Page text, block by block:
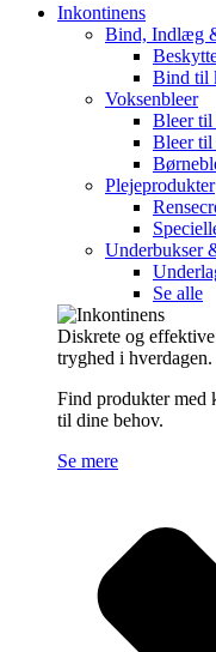
Inkontinens
Bind, Indlæg
Bind til
Voksenbleer
Bleer
Bleer
Plejeprodukter
Underbukser
Se alle
Diskrete og
tryghed i hverdagen.
Find produkter med
til dine behov.
Se mere